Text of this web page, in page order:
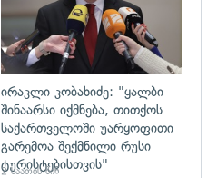
ირაკლი კობახიძე: "ყალბი
შინაარსი იქმნება, თითქოს
საქართველოში უარყოფითი
გარემოა შექმნილი რუსი
ტურისტებისთვის"
2 საათის წინ